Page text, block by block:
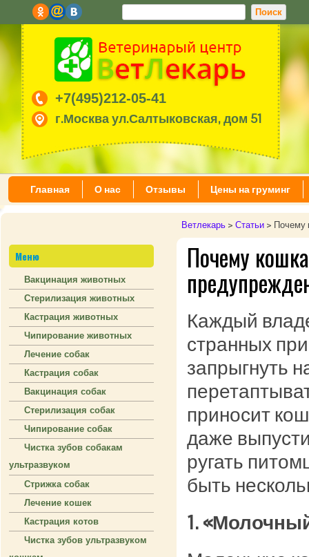
+7(495)212-05-41
г.Москва ул.Салтыковская, дом 51
Главная О нас Отзывы Цены на груминг
Ветлекарь > Статьи > Почему
Почему
Каждый
странных
запрыгнуть
приносит
даже
ругать
быть
1.
Меню
Вакцинация животных
Стерилизация животных
Кастрация животных
Чипирование животных
Лечение собак
Кастрация собак
Вакцинация собак
Стерилизация собак
Чипирование собак
Чистка зубов собакам
ультразвуком
Стрижка собак
Лечение кошек
Кастрация котов
Чистка зубов ультразвуком